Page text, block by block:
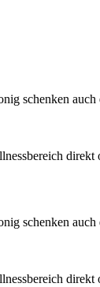
schenken
direkt
schenken
direkt